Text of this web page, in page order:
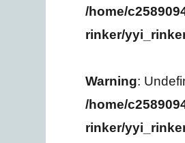
/home/
rinker/
Warning:
/home/
rinker/